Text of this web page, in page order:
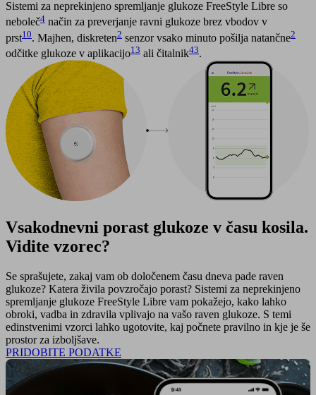
Sistemi za neprekinjeno spremljanje glukoze FreeStyle Libre so
neboleč4 način za preverjanje ravni glukoze brez vbodov v
prst10. Majhen, diskreten2 senzor vsako minuto pošilja natančne2
odčitke glukoze v aplikacijo13 ali čitalnik43.
Vsakodnevni porast glukoze v času kosila.
Vidite vzorec?
Se sprašujete, zakaj vam ob določenem času dneva pade raven
glukoze? Katera živila povzročajo porast? Sistemi za neprekinjeno
spremljanje glukoze FreeStyle Libre vam pokažejo, kako lahko
obroki, vadba in zdravila vplivajo na vašo raven glukoze. S temi
edinstvenimi vzorci lahko ugotovite, kaj počnete pravilno in kje je še
prostor za izboljšave.
PRIDOBITE PODATKE